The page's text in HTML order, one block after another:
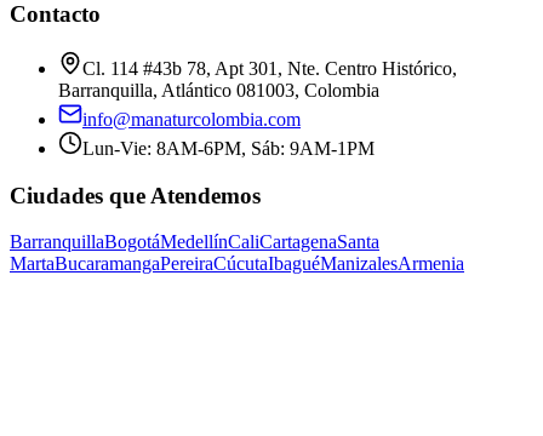
Contacto
Cl. 114 #43b 78, Apt 301, Nte. Centro Histórico,
Barranquilla, Atlántico 081003, Colombia
info@manaturcolombia.com
Lun-Vie: 8AM-6PM, Sáb: 9AM-1PM
Ciudades que Atendemos
BarranquillaBogotáMedellínCaliCartagenaSanta
MartaBucaramangaPereiraCúcutaIbaguéManizalesArmenia